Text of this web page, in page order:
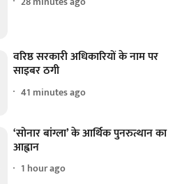
वरिष्ठ सरकारी अधिकारियों के नाम पर
साइबर ठगी
41 minutes ago
‘सोनार बांग्ला’ के आर्थिक पुनरुत्थान का
आह्वान
1 hour ago